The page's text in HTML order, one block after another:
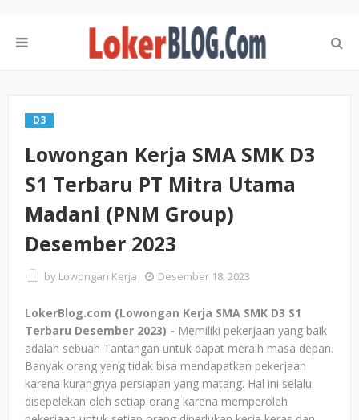
D3
Lowongan Kerja SMA SMK D3
S1 Terbaru PT Mitra Utama
Madani (PNM Group)
Desember 2023
by Lowongan Kerja Desember 18, 2023
LokerBlog.com (Lowongan Kerja SMA SMK D3 S1
Terbaru Desember 2023) - Memiliki pekerjaan yang baik
adalah sebuah Tantangan untuk dapat meraih masa depan.
Banyak orang yang tidak bisa mendapatkan pekerjaan
karena kurangnya persiapan yang matang. Hal ini selalu
disepelekan oleh setiap orang karena memperoleh